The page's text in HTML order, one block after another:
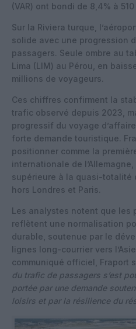
(VAR) ont bondi de 8,4% à
Sur la Riviera turque ,
solide avec une progression
passagers. Seule ombre au
Lima (LIM) au Pérou, en
millions de voyageurs.
Ces chiffres confirment la
trafic observé depuis 2023,
progressif du voyage
forte demande touristique.
positionner comme la
internationale de l’Allemagne
supérieure à la quasi-totalité
hors Londres et Paris.
Les analystes notent que les
reflètent une normalisation
durable, soutenue par le
lignes long-courrier vers
communiqué officiel, Fraport
du trafic de passagers s’est
portée par une demande
loisirs et par la résilience du